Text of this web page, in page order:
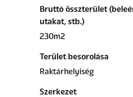
Bruttó összterület
utakat, stb.)
230m2
Terület besorolása
Raktárhelyiség
Szerkezet